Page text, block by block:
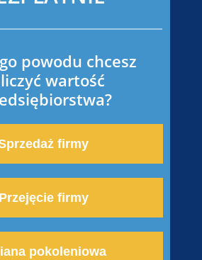
powodu chcesz
wartość
firmy
Przejęcie firmy
pokoleniowa